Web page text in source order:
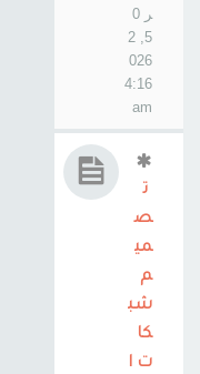
ر 0
5, 2
026
4:16
am
ص
مي
م
شب
كا
ت ا